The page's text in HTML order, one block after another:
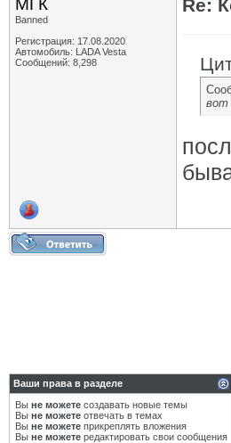
МГК
Banned
Регистрация: 17.08.2020
Автомобиль: LADA Vesta
Сообщений: 8,298
Re:
вот
Ваши права в разделе
Вы не можете создавать новые темы
Вы не можете отвечать в темах
Вы не можете прикреплять вложения
Вы не можете редактировать свои сообщения